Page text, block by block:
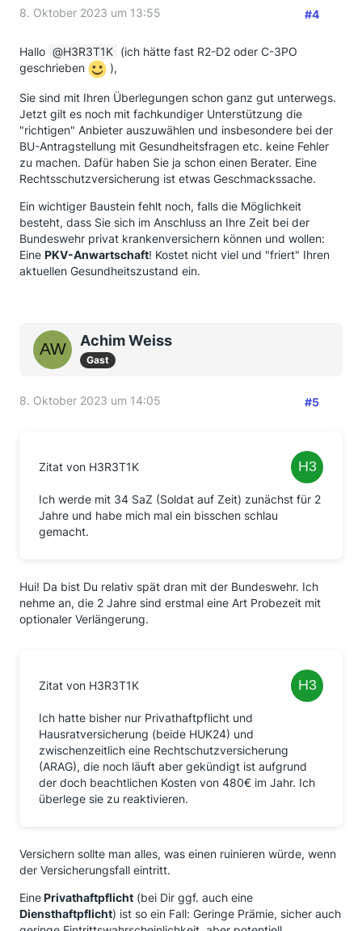
8. Oktober 2023 um 13:55 #4
Hallo H3R3T1K (ich hätte fast R2-D2 oder C-3PO
geschrieben
),
Sie sind mit Ihren Überlegungen schon ganz gut unterwegs.
Jetzt gilt es noch mit fachkundiger Unterstützung die
"richtigen" Anbieter auszuwählen und insbesondere bei der
BU-Antragstellung mit Gesundheitsfragen etc. keine Fehler
zu machen. Dafür haben Sie ja schon einen Berater. Eine
Rechtsschutzversicherung ist etwas Geschmackssache.
Ein wichtiger Baustein fehlt noch, falls die Möglichkeit
besteht, dass Sie sich im Anschluss an Ihre Zeit bei der
Bundeswehr privat krankenversichern können und wollen:
Eine PKV-Anwartschaft! Kostet nicht viel und "friert" Ihren
aktuellen Gesundheitszustand ein.
Achim Weiss
Gast
8. Oktober 2023 um 14:05 #5
Zitat von H3R3T1K
Ich werde mit 34 SaZ (Soldat auf Zeit) zunächst für 2
Jahre und habe mich mal ein bisschen schlau
gemacht.
Hui! Da bist Du relativ spät dran mit der Bundeswehr. Ich
nehme an, die 2 Jahre sind erstmal eine Art Probezeit mit
optionaler Verlängerung.
Zitat von H3R3T1K
Ich hatte bisher nur Privathaftpflicht und
Hausratversicherung (beide HUK24) und
zwischenzeitlich eine Rechtschutzversicherung
(ARAG), die noch läuft aber gekündigt ist aufgrund
der doch beachtlichen Kosten von 480€ im Jahr. Ich
überlege sie zu reaktivieren.
Versichern sollte man alles, was einen ruinieren würde, wenn
der Versicherungsfall eintritt.
EinePrivathaftpflicht (bei Dir ggf. auch eine
Diensthaftpflicht) ist so ein Fall: Geringe Prämie, sicher auch